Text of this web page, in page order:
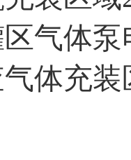
气体
体充